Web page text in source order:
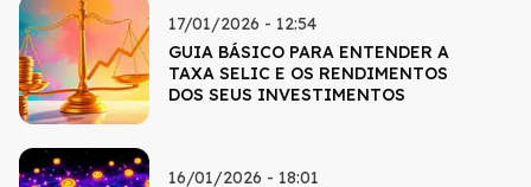
17/01/2026 - 12:54
GUIA BÁSICO PARA ENTENDER A
TAXA SELIC E OS RENDIMENTOS
DOS SEUS INVESTIMENTOS
16/01/2026 - 18:01